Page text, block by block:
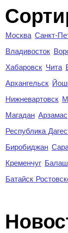
Москва Санкт-
Владивосток
Хабаровск Чита
Архангельск
Нижневартовск
Магадан Арзамас
Республика
Биробиджан
Кременчуг
Батайск